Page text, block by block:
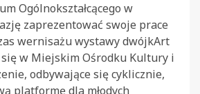
Ogólnokształcącego w
zaprezentować swoje prace
wernisażu wystawy dwójkArt
się w Miejskim Ośrodku Kultury i
odbywające się cyklicznie,
platformę dla młodych